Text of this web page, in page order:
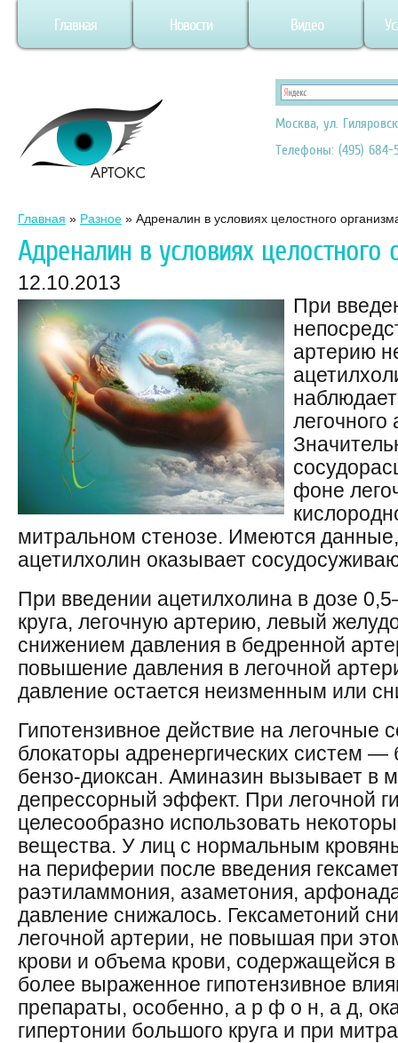
Главная Новости Видео
Москва, ул.
Телефоны: (495) 684-
Главная » Разное » Адреналин в условиях целостного
Адреналин в условиях целостного
12.10.2013
При
артерию
легочного
фоне
митральном стенозе. Имеются
ацетилхолин оказывает
При введении ацетилхолина в дозе
круга, легочную артерию, левый
снижением давления в бедренной
повышение давления в легочной
давление остается неизменным или
Гипотензивное действие на легочные
блокаторы адренергических систем
бензо-диоксан. Аминазин вызывает в
депрессорный эффект. При легочной
целесообразно использовать
вещества. У лиц с нормальным
на периферии после введения
раэтиламмония, азаметония,
давление снижалось. Гексаметоний
легочной артерии, не повышая при
крови и объема крови, содержащейся
более выраженное гипотензивное
препараты, особенно, а р ф о н, а д,
гипертонии большого круга и при